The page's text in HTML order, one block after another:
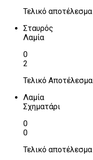
Τελικό αποτέλεσμα
Σταυρός
Λαμία
0
2
Τελικό Αποτέλεσμα
Λαμία
Σχηματάρι
0
0
Τελικό αποτέλεσμα